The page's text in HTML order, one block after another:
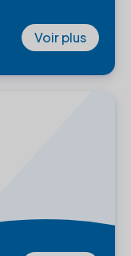
Voir plus